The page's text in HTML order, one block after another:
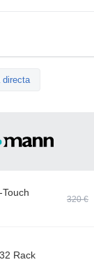
directa
320 €
Rack